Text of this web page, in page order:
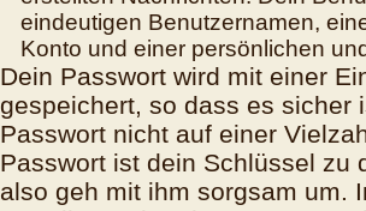
eindeutigen Benutzernamen,
Konto und einer persönlichen
Dein Passwort wird mit einer
gespeichert, so dass es sicher
Passwort nicht auf einer
Passwort ist dein Schlüssel zu
also geh mit ihm sorgsam um.